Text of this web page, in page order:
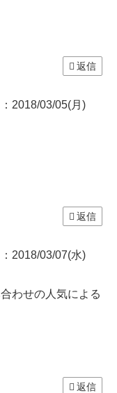
返信
2018/03/05(月)
返信
2018/03/07(水)
わせの人気による
返信